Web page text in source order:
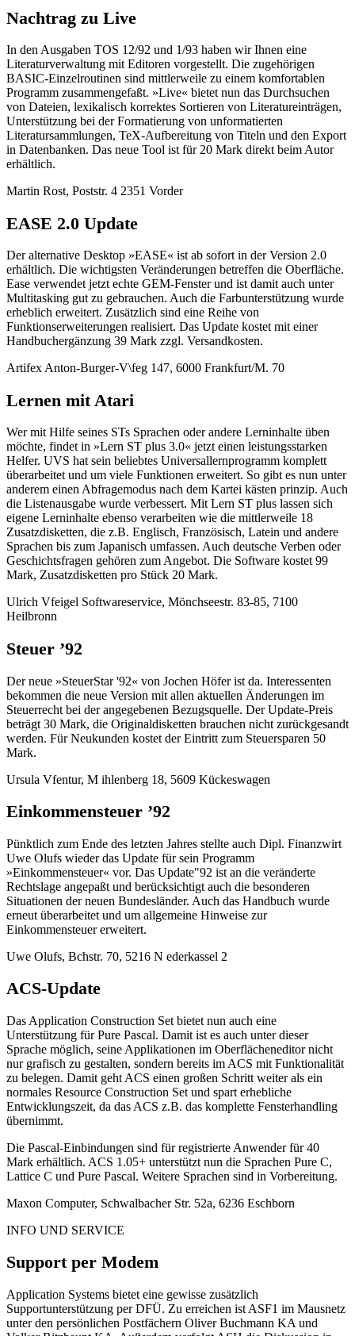
Nachtrag zu Live
In den Ausgaben TOS 12/92 und 1/93 haben wir Ihnen eine
Literaturverwaltung mit Editoren vorgestellt. Die zugehörigen
BASIC-Einzelroutinen sind mittlerweile zu einem komfortablen
Programm zusammengefaßt. »Live« bietet nun das Durchsuchen
von Dateien, lexikalisch korrektes Sortieren von Literatureinträgen,
Unterstützung bei der Formatierung von unformatierten
Literatursammlungen, TeX-Aufbereitung von Titeln und den Export
in Datenbanken. Das neue Tool ist für 20 Mark direkt beim Autor
erhältlich.
Martin Rost, Poststr. 4 2351 Vorder
EASE 2.0 Update
Der alternative Desktop »EASE« ist ab sofort in der Version 2.0
erhältlich. Die wichtigsten Veränderungen betreffen die Oberfläche.
Ease verwendet jetzt echte GEM-Fenster und ist damit auch unter
Multitasking gut zu gebrauchen. Auch die Farbunterstützung wurde
erheblich erweitert. Zusätzlich sind eine Reihe von
Funktionserweiterungen realisiert. Das Update kostet mit einer
Handbuchergänzung 39 Mark zzgl. Versandkosten.
Artifex Anton-Burger-V\feg 147, 6000 Frankfurt/M. 70
Lernen mit Atari
Wer mit Hilfe seines STs Sprachen oder andere Lerninhalte üben
möchte, findet in »Lern ST plus 3.0« jetzt einen leistungsstarken
Helfer. UVS hat sein beliebtes Universallernprogramm komplett
überarbeitet und um viele Funktionen erweitert. So gibt es nun unter
anderem einen Abfragemodus nach dem Kartei kästen prinzip. Auch
die Listenausgabe wurde verbessert. Mit Lern ST plus lassen sich
eigene Lerninhalte ebenso verarbeiten wie die mittlerweile 18
Zusatzdisketten, die z.B. Englisch, Französisch, Latein und andere
Sprachen bis zum Japanisch umfassen. Auch deutsche Verben oder
Geschichtsfragen gehören zum Angebot. Die Software kostet 99
Mark, Zusatzdisketten pro Stück 20 Mark.
Ulrich Vfeigel Softwareservice, Mönchseestr. 83-85, 7100
Heilbronn
Steuer ’92
Der neue »SteuerStar '92« von Jochen Höfer ist da. Interessenten
bekommen die neue Version mit allen aktuellen Änderungen im
Steuerrecht bei der angegebenen Bezugsquelle. Der Update-Preis
beträgt 30 Mark, die Originaldisketten brauchen nicht zurückgesandt
werden. Für Neukunden kostet der Eintritt zum Steuersparen 50
Mark.
Ursula Vfentur, M ihlenberg 18, 5609 Kückeswagen
Einkommensteuer ’92
Pünktlich zum Ende des letzten Jahres stellte auch Dipl. Finanzwirt
Uwe Olufs wieder das Update für sein Programm
»Einkommensteuer« vor. Das Update"92 ist an die veränderte
Rechtslage angepaßt und berücksichtigt auch die besonderen
Situationen der neuen Bundesländer. Auch das Handbuch wurde
erneut überarbeitet und um allgemeine Hinweise zur
Einkommensteuer erweitert.
Uwe Olufs, Bchstr. 70, 5216 N ederkassel 2
ACS-Update
Das Application Construction Set bietet nun auch eine
Unterstützung für Pure Pascal. Damit ist es auch unter dieser
Sprache möglich, seine Applikationen im Oberflächeneditor nicht
nur grafisch zu gestalten, sondern bereits im ACS mit Funktionalität
zu belegen. Damit geht ACS einen großen Schritt weiter als ein
normales Resource Construction Set und spart erhebliche
Entwicklungszeit, da das ACS z.B. das komplette Fensterhandling
übernimmt.
Die Pascal-Einbindungen sind für registrierte Anwender für 40
Mark erhältlich. ACS 1.05+ unterstützt nun die Sprachen Pure C,
Lattice C und Pure Pascal. Weitere Sprachen sind in Vorbereitung.
Maxon Computer, Schwalbacher Str. 52a, 6236 Eschborn
INFO UND SERVICE
Support per Modem
Application Systems bietet eine gewisse zusätzlich
Supportunterstützung per DFÜ. Zu erreichen ist ASF1 im Mausnetz
unter den persönlichen Postfächern Oliver Buchmann KA und